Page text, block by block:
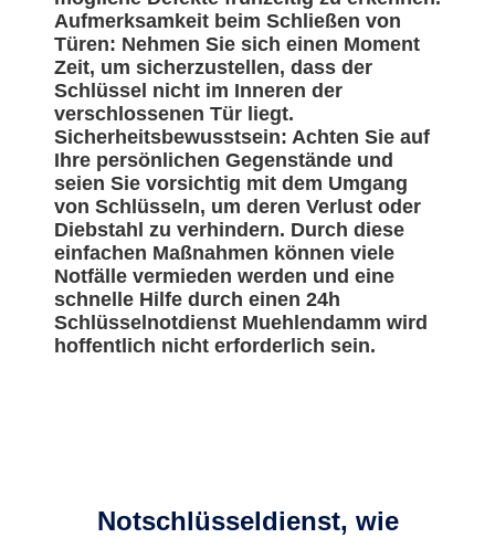
Aufmerksamkeit beim Schließen von
Türen: Nehmen Sie sich einen Moment
Zeit, um sicherzustellen, dass der
Schlüssel nicht im Inneren der
verschlossenen Tür liegt.
Sicherheitsbewusstsein: Achten Sie auf
Ihre persönlichen Gegenstände und
seien Sie vorsichtig mit dem Umgang
von Schlüsseln, um deren Verlust oder
Diebstahl zu verhindern. Durch diese
einfachen Maßnahmen können viele
Notfälle vermieden werden und eine
schnelle Hilfe durch einen 24h
Schlüsselnotdienst Muehlendamm wird
hoffentlich nicht erforderlich sein.
Notschlüsseldienst, wie